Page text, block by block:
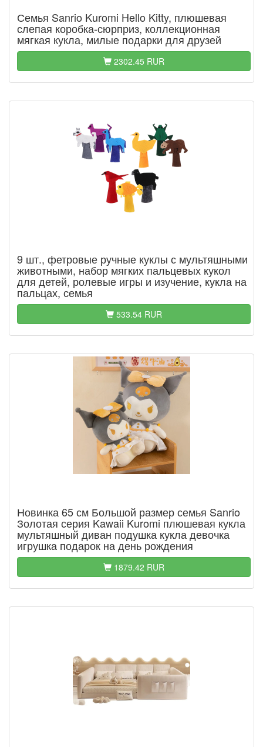
Семья Sanrio Kuromi Hello Kitty, плюшевая
слепая коробка-сюрприз, коллекционная
мягкая кукла, милые подарки для друзей
2302.45 RUR
9 шт., фетровые ручные куклы с мультяшными
животными, набор мягких пальцевых кукол
для детей, ролевые игры и изучение, кукла на
пальцах, семья
533.54 RUR
Новинка 65 см Большой размер семья Sanrio
Золотая серия Kawaii Kuromi плюшевая кукла
мультяшный диван подушка кукла девочка
игрушка подарок на день рождения
1879.42 RUR